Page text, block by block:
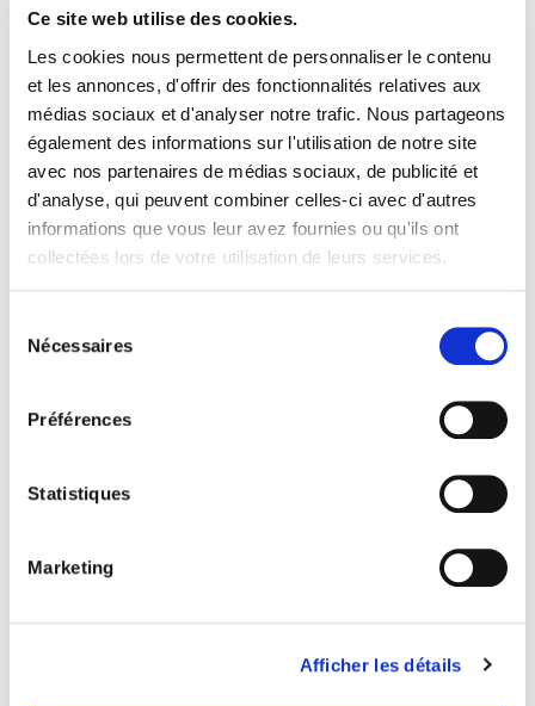
Ce site web utilise des cookies.
Les cookies nous permettent de personnaliser le contenu
et les annonces, d'offrir des fonctionnalités relatives aux
médias sociaux et d'analyser notre trafic. Nous partageons
également des informations sur l'utilisation de notre site
avec nos partenaires de médias sociaux, de publicité et
d'analyse, qui peuvent combiner celles-ci avec d'autres
informations que vous leur avez fournies ou qu'ils ont
collectées lors de votre utilisation de leurs services.
Nécessaires
Préférences
Statistiques
Marketing
Afficher les détails
Thématiques Chiffres et barèmes
Comptabilité Facturation électronique
Fiscalité Frais déductibles Juridique Social
TVA
Profils Employeur LMNP
01 53 33 34 50
bonjour@cgapicpus.com